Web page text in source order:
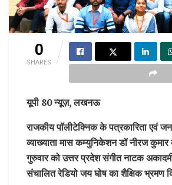
0
SHARES
यूपी 80 न्यूज़, लखनऊ
राजकीय पॉलीटेक्निक के पत्रकारिता एवं
व्याख्याता मास कम्युनिकेशन डॉ नीरज
गुरुवार को उत्तर प्रदेश संगीत नाटक
संचालित रेडियो जय घोष का शैक्षिक भ्रमण